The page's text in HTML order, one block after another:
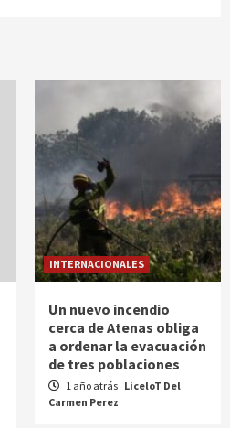
INTERNACIONALES
Un nuevo incendio
cerca de Atenas obliga
a ordenar la evacuación
de tres poblaciones
1 año atrás LiceloT Del
Carmen Perez